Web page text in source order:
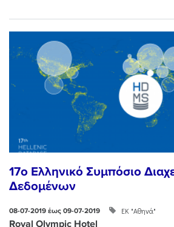
17ο Ελληνικό Συμπόσιο
Δεδομένων
08-07-2019 έως 09-07-2019 ΕΚ "Αθηνά"
Royal Olympic Hotel